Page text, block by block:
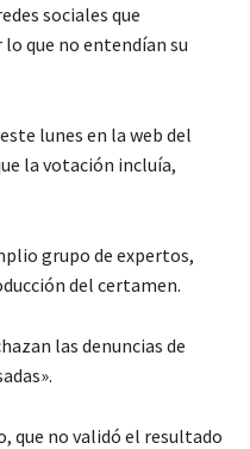
sociales que
que no entendían su
lunes en la web del
la votación incluía,
grupo de expertos,
del certamen.
las denuncias de
que no validó el resultado